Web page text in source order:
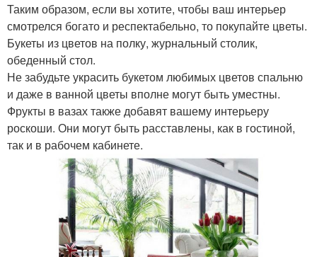
Таким образом, если вы хотите, чтобы ваш интерьер
смотрелся богато и респектабельно, то покупайте цветы.
Букеты из цветов на полку, журнальный столик,
обеденный стол.
Не забудьте украсить букетом любимых цветов спальню
и даже в ванной цветы вполне могут быть уместны.
Фрукты в вазах также добавят вашему интерьеру
роскоши. Они могут быть расставлены, как в гостиной,
так и в рабочем кабинете.